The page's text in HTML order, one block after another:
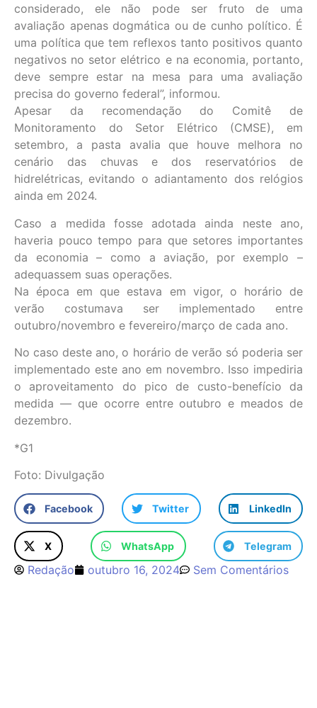
considerado, ele não pode ser fruto de uma
avaliação apenas dogmática ou de cunho político. É
uma política que tem reflexos tanto positivos quanto
negativos no setor elétrico e na economia, portanto,
deve sempre estar na mesa para uma avaliação
precisa do governo federal”, informou.
Apesar da recomendação do Comitê de
Monitoramento do Setor Elétrico (CMSE), em
setembro, a pasta avalia que houve melhora no
cenário das chuvas e dos reservatórios de
hidrelétricas, evitando o adiantamento dos relógios
ainda em 2024.
Caso a medida fosse adotada ainda neste ano,
haveria pouco tempo para que setores importantes
da economia – como a aviação, por exemplo –
adequassem suas operações.
Na época em que estava em vigor, o horário de
verão costumava ser implementado entre
outubro/novembro e fevereiro/março de cada ano.
No caso deste ano, o horário de verão só poderia ser
implementado este ano em novembro. Isso impediria
o aproveitamento do pico de custo-benefício da
medida — que ocorre entre outubro e meados de
dezembro.
*G1
Foto: Divulgação
Facebook Twitter LinkedIn
X WhatsApp Telegram
Redação outubro 16, 2024 Sem Comentários